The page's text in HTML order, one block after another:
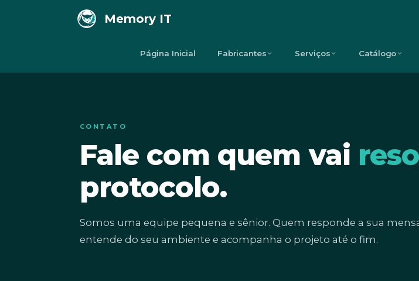
Memory IT
Página Inicial Fabricantes Serviços Catálogo
CONTATO
Fale com quem vai
protocolo.
Somos uma equipe pequena e sênior. Quem responde a sua
entende do seu ambiente e acompanha o projeto até o fim.